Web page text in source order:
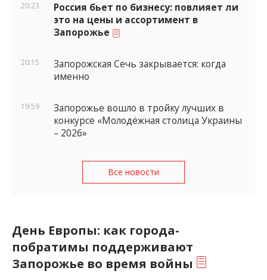
20:23
Россия бьет по бизнесу: повлияет ли
это на цены и ассортимент в
Запорожье
20:15
Запорожская Сечь закрывается: когда
именно
19:59
Запорожье вошло в тройку лучших в
конкурсе «Молодёжная столица Украины
– 2026»
Все новости
День Европы: как города-
побратимы поддерживают
Запорожье во время войны